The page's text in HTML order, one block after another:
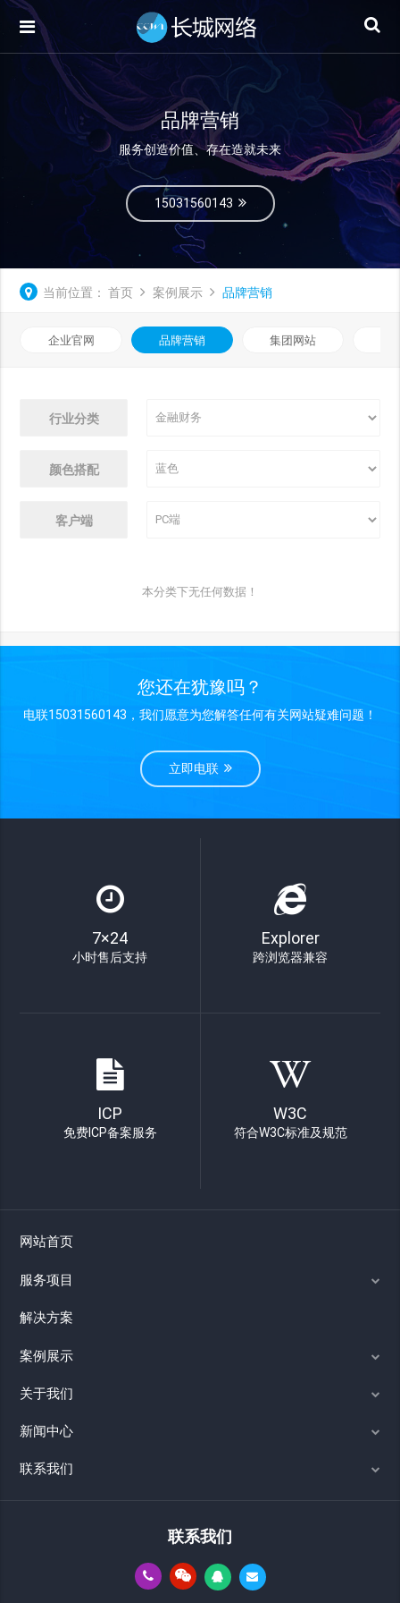
品牌营销
服务创造价值、存在造就未来
15031560143
当前位置： 首页 案例展示 品牌营销
企业官网 品牌营销 集团网站
行业分类
颜色搭配
客户端
本分类下无任何数据！
您还在犹豫吗？
电联15031560143，我们愿意为您解答任何有关网站疑难问题！
立即电联
7×24
小时售后支持
Explorer
跨浏览器兼容
ICP
免费ICP备案服务
W3C
符合W3C标准及规范
网站首页
服务项目
解决方案
案例展示
关于我们
新闻中心
联系我们
联系我们